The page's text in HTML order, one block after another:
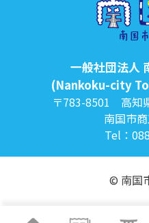
一般社団法人
(Nankoku-city
〒783-8501 高知
南国市
Tel：
© 南国